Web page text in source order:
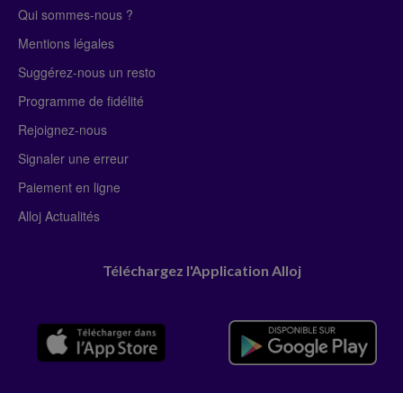
Qui sommes-nous ?
Mentions légales
Suggérez-nous un resto
Programme de fidélité
Rejoignez-nous
Signaler une erreur
Paiement en ligne
Alloj Actualités
Téléchargez l'Application Alloj